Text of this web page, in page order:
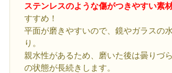
ステンレスのような傷がつきやすい素
すすめ！
平面が磨きやすいので、鏡やガラスの
り。
親水性があるため、磨いた後は曇りづ
の状態が長続きします。